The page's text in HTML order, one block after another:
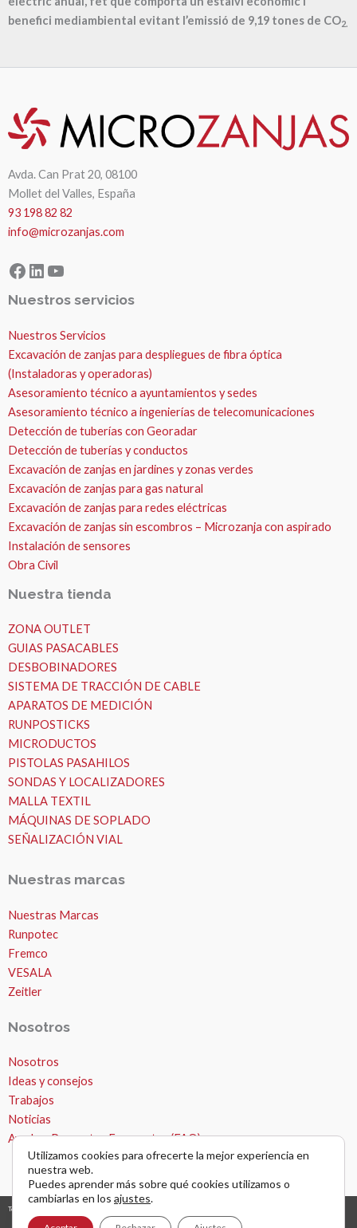
benefici mediambiental evitant l’emissió de 9,19 tones de CO2.
Avda. Can Prat 20, 08100
Mollet del Valles, España
93 198 82 82
info@microzanjas.com
Facebook
LinkedIn
YouTube
Nuestros servicios
Nuestros Servicios
Excavación de zanjas para despliegues de fibra óptica
(Instaladoras y operadoras)
Asesoramiento técnico a ayuntamientos y sedes
Asesoramiento técnico a ingenierías de telecomunicaciones
Detección de tuberías con Georadar
Detección de tuberías y conductos
Excavación de zanjas en jardines y zonas verdes
Excavación de zanjas para gas natural
Excavación de zanjas para redes eléctricas
Excavación de zanjas sin escombros – Microzanja con aspirado
Instalación de sensores
Obra Civil
Nuestra tienda
ZONA OUTLET
GUIAS PASACABLES
DESBOBINADORES
SISTEMA DE TRACCIÓN DE CABLE
APARATOS DE MEDICIÓN
RUNPOSTICKS
MICRODUCTOS
PISTOLAS PASAHILOS
SONDAS Y LOCALIZADORES
MALLA TEXTIL
MÁQUINAS DE SOPLADO
SEÑALIZACIÓN VIAL
Nuestras marcas
Nuestras Marcas
Runpotec
Fremco
VESALA
Zeitler
Nosotros
Nosotros
Ideas y consejos
Trabajos
Noticias
Ayuda – Preguntas Frecuentes (FAQ)
Todos los derechos © 2026 Microzanjas, canalizaciones y apertura de zanjas. |
Utilizamos cookies para ofrecerte la mejor experiencia en
nuestra web.
Puedes aprender más sobre qué cookies utilizamos o
cambiarlas en los ajustes.
MICROZANJAS